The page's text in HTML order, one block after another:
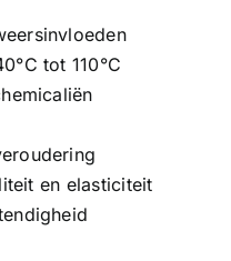
tot 110°C
en elasticiteit